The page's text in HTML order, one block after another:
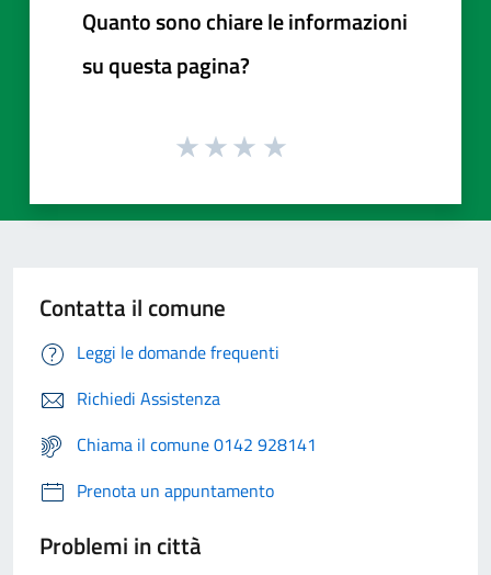
Quanto sono chiare le informazioni
su questa pagina?
Contatta il comune
Leggi le domande frequenti
Richiedi Assistenza
Chiama il comune 0142 928141
Prenota un appuntamento
Problemi in città